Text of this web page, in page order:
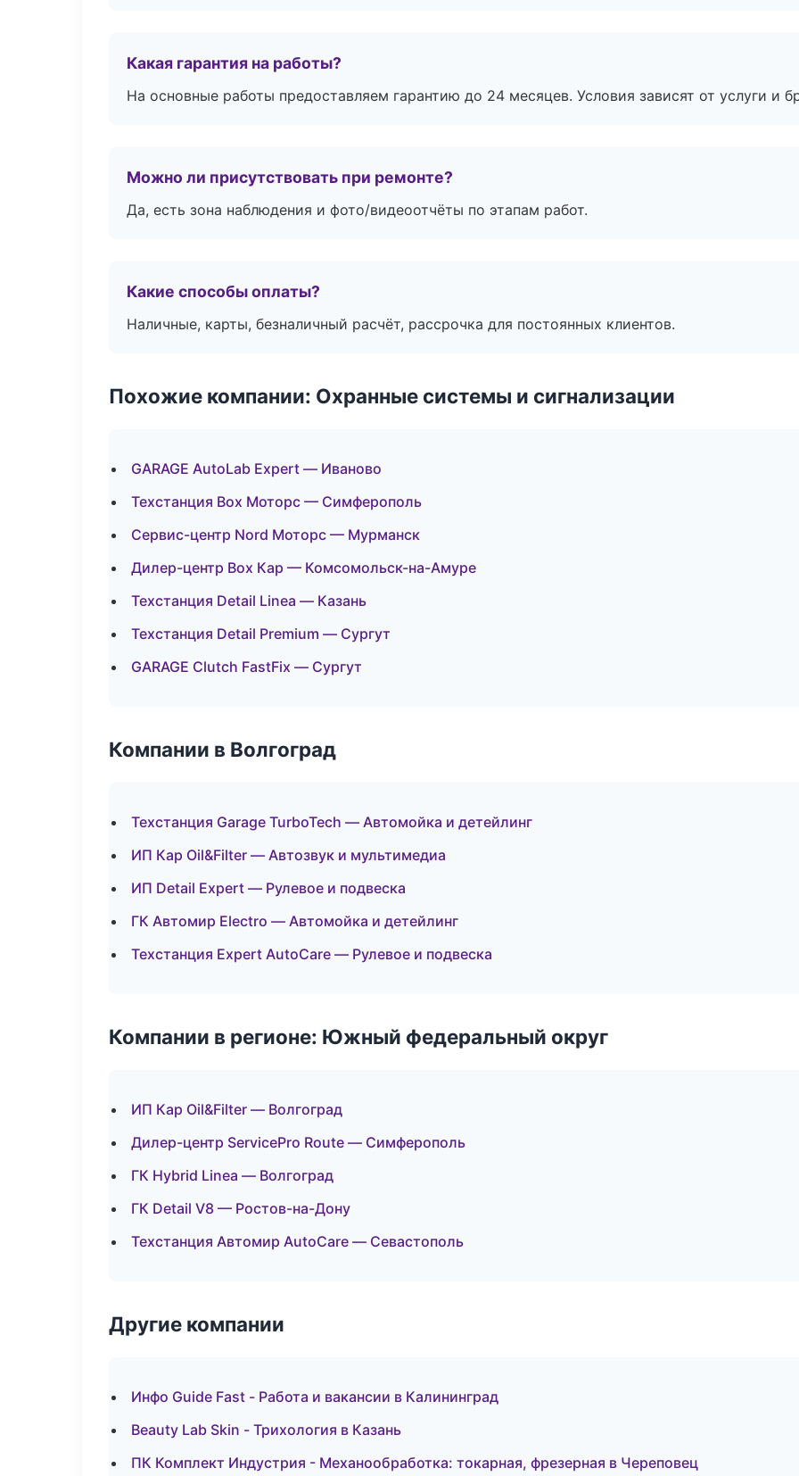
Какая гарантия на работы?
На основные работы предоставляем гарантию до 24 месяцев. Условия зависят от услуги и
Можно ли присутствовать при ремонте?
Да, есть зона наблюдения и фото/видеоотчёты по этапам работ.
Какие способы оплаты?
Наличные, карты, безналичный расчёт, рассрочка для постоянных клиентов.
Похожие компании: Охранные системы и сигнализации
GARAGE AutoLab Expert — Иваново
Техстанция Box Моторс — Симферополь
Сервис-центр Nord Моторс — Мурманск
Дилер-центр Box Кар — Комсомольск-на-Амуре
Техстанция Detail Linea — Казань
Техстанция Detail Premium — Сургут
GARAGE Clutch FastFix — Сургут
Компании в Волгоград
Техстанция Garage TurboTech — Автомойка и детейлинг
ИП Кар Oil&Filter — Автозвук и мультимедиа
ИП Detail Expert — Рулевое и подвеска
ГК Автомир Electro — Автомойка и детейлинг
Техстанция Expert AutoCare — Рулевое и подвеска
Компании в регионе: Южный федеральный округ
ИП Кар Oil&Filter — Волгоград
Дилер-центр ServicePro Route — Симферополь
ГК Hybrid Linea — Волгоград
ГК Detail V8 — Ростов-на-Дону
Техстанция Автомир AutoCare — Севастополь
Другие компании
Инфо Guide Fast - Работа и вакансии в Калининград
Beauty Lab Skin - Трихология в Казань
ПК Комплект Индустрия - Механообработка: токарная, фрезерная в Череповец